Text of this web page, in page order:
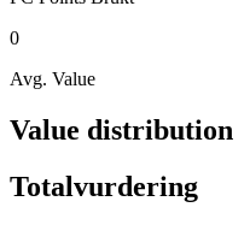
0
Avg. Value
Value distribution
Totalvurdering